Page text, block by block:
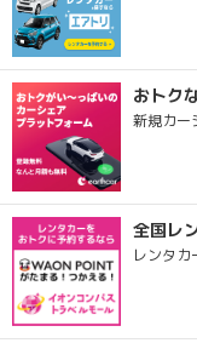
おトク
新規カー
全国レ
レンタカ